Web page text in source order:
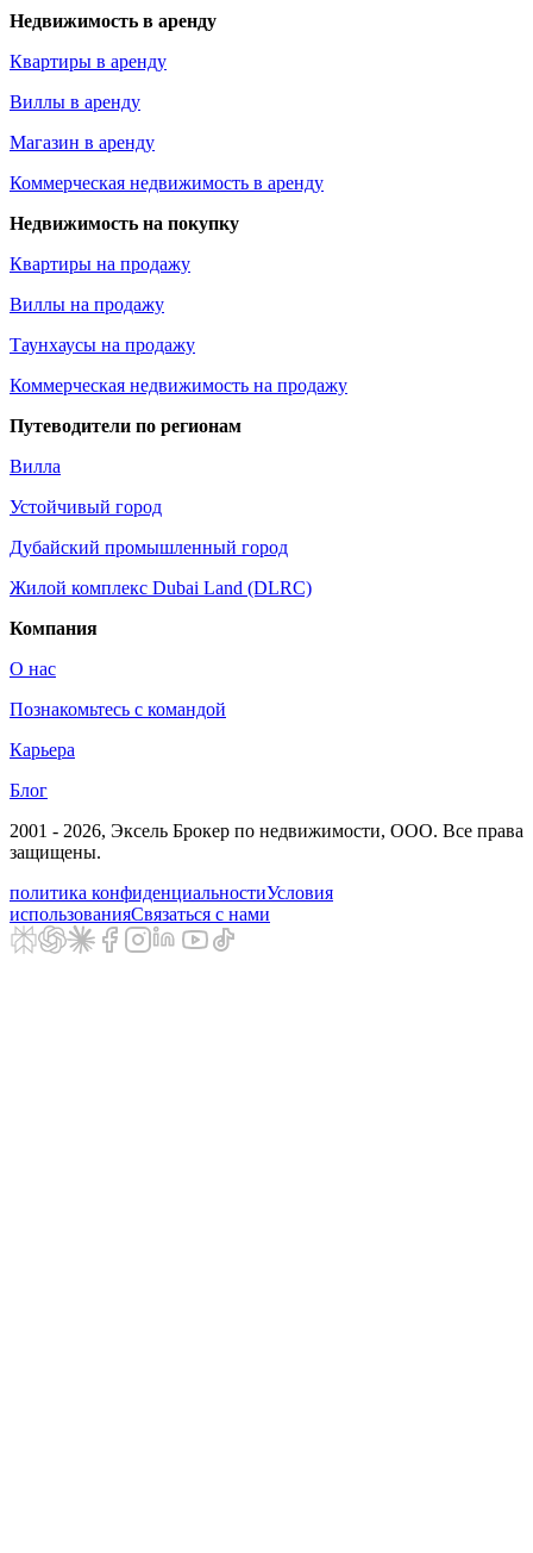
Недвижимость в аренду
Квартиры в аренду
Виллы в аренду
Магазин в аренду
Коммерческая недвижимость в аренду
Недвижимость на покупку
Квартиры на продажу
Виллы на продажу
Таунхаусы на продажу
Коммерческая недвижимость на продажу
Путеводители по регионам
Вилла
Устойчивый город
Дубайский промышленный город
Жилой комплекс Dubai Land (DLRC)
Компания
О нас
Познакомьтесь с командой
Карьера
Блог
2001 - 2026, Эксель Брокер по недвижимости, ООО. Все права
защищены.
политика конфиденциальностиУсловия
использованияСвязаться с нами